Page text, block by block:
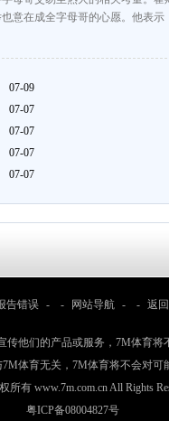
意在成全字母哥的心愿。他表示
07-09
07-07
07-07
07-07
07-07
告错误 - - 网站导航 - - 返
他们的产品或服务，7M体育将
体育无关，7M体育将不会对可
所有 www.7m.com.cn All Rights
粤ICP备08004827号